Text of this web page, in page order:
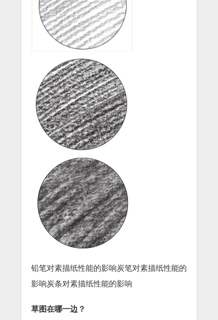
铅笔对素描纸性能的影响炭笔对素描纸性能的
影响炭条对素描纸性能的影响
草图在哪一边？